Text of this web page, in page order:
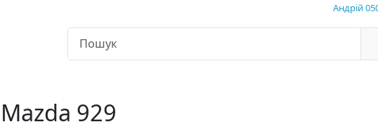
Андрій
Mazda 929